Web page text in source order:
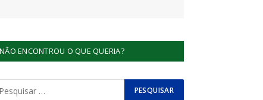
NÃO ENCONTROU O QUE QUERIA?